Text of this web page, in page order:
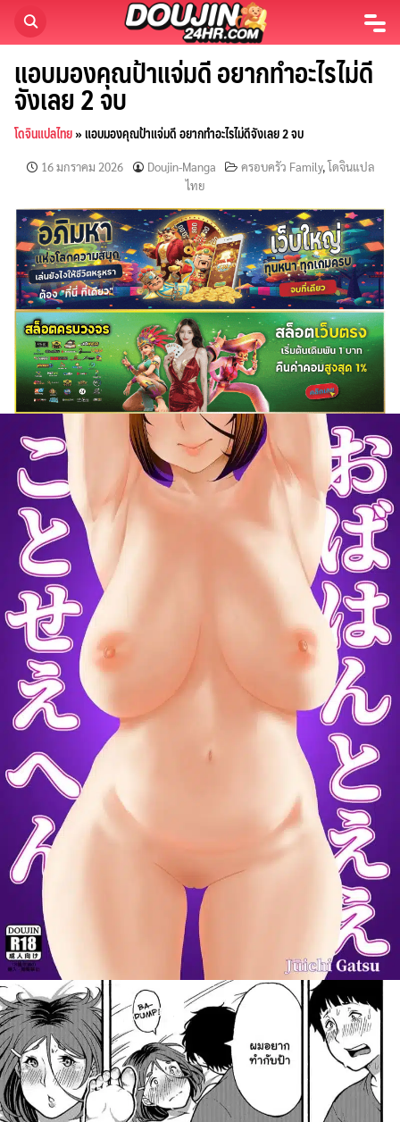
แอบมองคุณป้าแจ่มดี อยากทำอะไรไม่ดี
จังเลย 2 จบ
โดจินแปลไทย»แอบมองคุณป้าแจ่มดี อยากทำอะไรไม่ดีจังเลย 2 จบ
16 มกราคม 2026 Doujin-Manga ครอบครัว Family,โดจินแปล
ไทย